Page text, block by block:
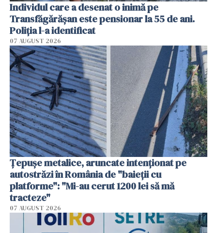
Individul care a desenat o inimă pe
Transfăgărășan este pensionar la 55 de ani.
Poliția l-a identificat
07 AUGUST 2026
Țepușe metalice, aruncate intenționat pe
autostrăzi în România de "baieții cu
platforme": "Mi-au cerut 1200 lei să mă
tracteze"
07 AUGUST 2026